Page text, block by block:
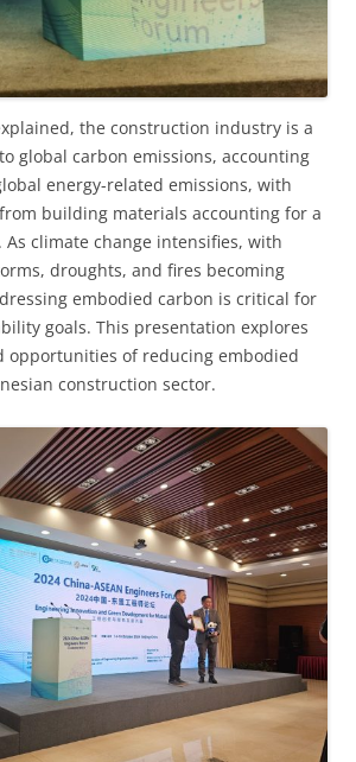
the construction industry is a
global carbon emissions, accounting
energy-related emissions, with
building materials accounting for a
climate change intensifies, with
droughts, and fires becoming
embodied carbon is critical for
goals. This presentation explores
opportunities of reducing embodied
construction sector.